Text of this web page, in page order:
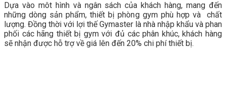
Dựa vào môt hình và ngân sách của khách hàng, mang đến
những dòng sản phẩm, thiết bị phòng gym phù hợp và chất
lượng. Đồng thời với lợi thế Gymaster là nhà nhập khẩu và phan
phối các hãng thiết bị gym với đủ các phân khúc, khách hàng
sẽ nhận được hỗ trợ về giá lên đến 20% chi phí thiết bị.